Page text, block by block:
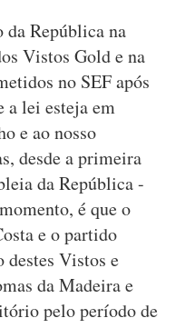
da República na
Vistos Gold e na
no SEF após
a lei esteja em
e ao nosso
desde a primeira
da República -
é que o
e o partido
destes Vistos e
da Madeira e
pelo período de